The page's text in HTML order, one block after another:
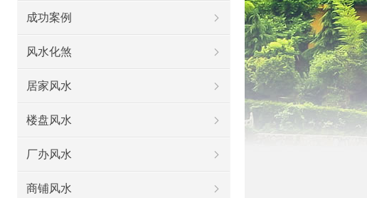
成功案例
风水化煞
居家风水
楼盘风水
厂办风水
商铺风水